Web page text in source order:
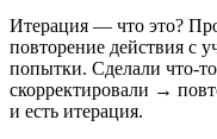
Итерация — что это?
повторение действия с
попытки. Сделали что-
скорректировали →
и есть итерация.